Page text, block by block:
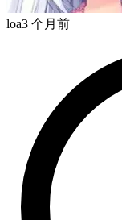
loa3 个月前